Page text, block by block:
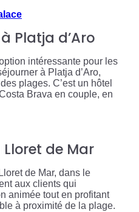
Platja d’Aro
intéressante pour les
à Platja d’Aro,
plages. C’est un hôtel
Brava en couple, en
de Mar
de Mar, dans le
aux clients qui
animée tout en profitant
à proximité de la plage.